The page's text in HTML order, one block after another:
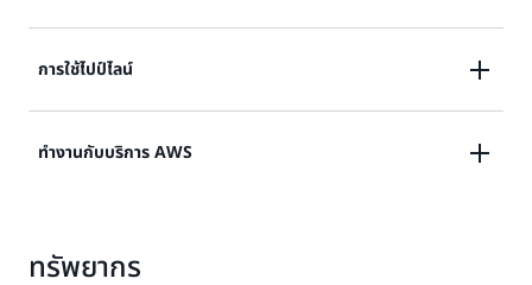
เวอร์ชันAWS.Tools
ลักษณะเป็นโมดูล คุณต้องดาวน์โหลดและโหลดเฉพาะโมดูล
นี่เป็นเวอร์ชันล่าสุดของชุดเครื่องมือของ AWS สำหรับ
การใช้ไปป์ไลน์
PowerShell สนับสนุนให้ผู้ใช้เชื่อมต่อ cmdlet เข้ากับไปป์
เรียนรู้เพิ่มเติม
ทำงานกับบริการ AWS
AWS ทั่วไป เช่น
ทรัพยากร